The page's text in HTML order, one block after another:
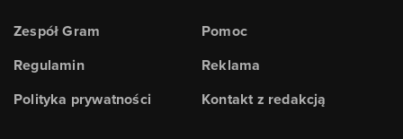
Zespół Gram
Regulamin
Polityka prywatności
Pomoc
Reklama
Kontakt z redakcją